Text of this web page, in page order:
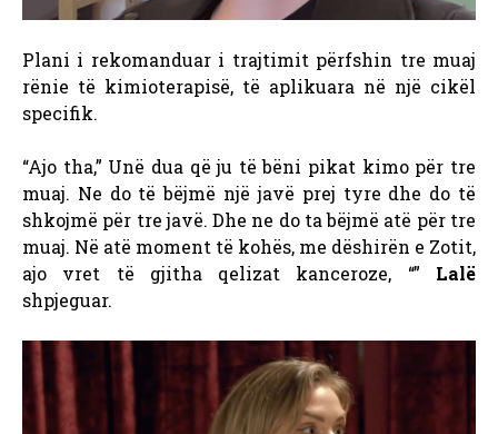
Plani i rekomanduar i trajtimit përfshin tre muaj
rënie të kimioterapisë, të aplikuara në një cikël
specifik.
“Ajo tha,” Unë dua që ju të bëni pikat kimo për tre
muaj. Ne do të bëjmë një javë prej tyre dhe do të
shkojmë për tre javë. Dhe ne do ta bëjmë atë për tre
muaj. Në atë moment të kohës, me dëshirën e Zotit,
ajo vret të gjitha qelizat kanceroze, “” Lalë
shpjeguar.